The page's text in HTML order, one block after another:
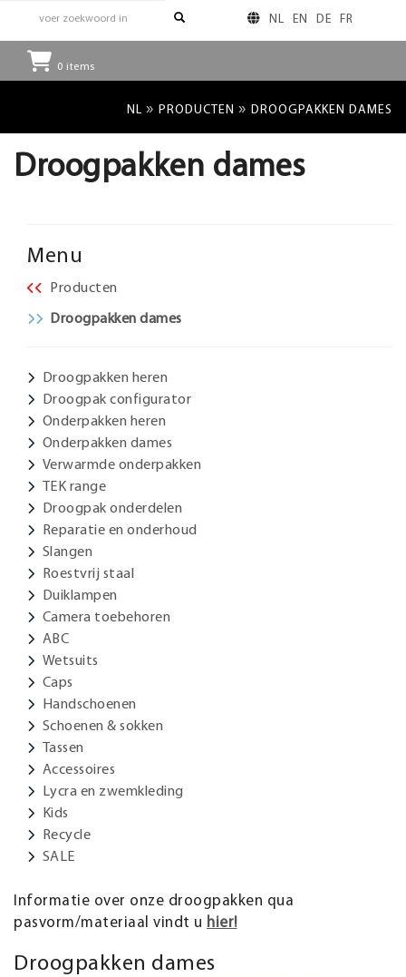
NL EN DE FR
0 items
NL » PRODUCTEN » DROOGPAKKEN DAMES
Droogpakken dames
Menu
Producten
Droogpakken dames
Droogpakken heren
Droogpak configurator
Onderpakken heren
Onderpakken dames
Verwarmde onderpakken
TEK range
Droogpak onderdelen
Reparatie en onderhoud
Slangen
Roestvrij staal
Duiklampen
Camera toebehoren
ABC
Wetsuits
Caps
Handschoenen
Schoenen & sokken
Tassen
Accessoires
Lycra en zwemkleding
Kids
Recycle
SALE
Informatie over onze droogpakken qua
pasvorm/materiaal vindt u hier!
Droogpakken dames